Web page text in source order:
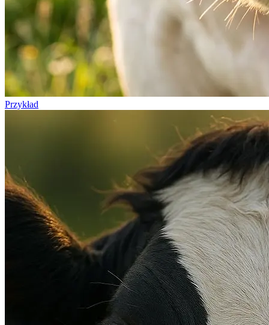
Przykład